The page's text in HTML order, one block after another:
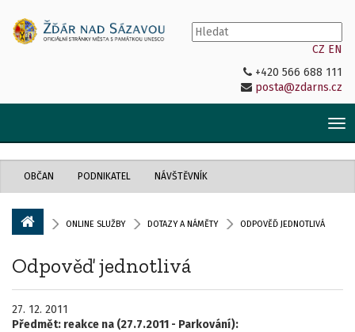
CZ EN
+420 566 688 111
posta@zdarns.cz
OBČAN PODNIKATEL NÁVŠTĚVNÍK
ONLINE SLUŽBY DOTAZY A NÁMĚTY ODPOVĚĎ JEDNOTLIVÁ
Odpověď jednotlivá
27. 12. 2011
Předmět: reakce na (27.7.2011 - Parkování):